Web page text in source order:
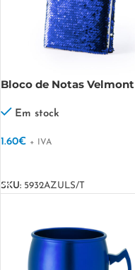
Bloco de Notas Velmont
Em stock
1.60€ + IVA
SKU: 5932AZULS/T